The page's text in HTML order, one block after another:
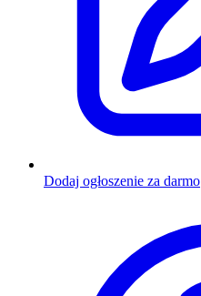
Dodaj ogłoszenie za darmo